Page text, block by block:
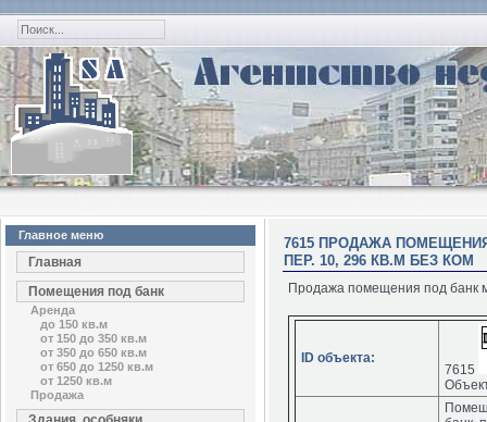
Главное меню
Главная
Помещения под банк
Аренда
до 150 кв.м
от 150 до 350 кв.м
от 350 до 650 кв.м
от 650 до 1250 кв.м
от 1250 кв.м
Продажа
7615 ПРОДАЖА
ПЕР. 10, 296 КВ.М БЕЗ КОМ
Продажа помещения под банк
ID объекта:
7615